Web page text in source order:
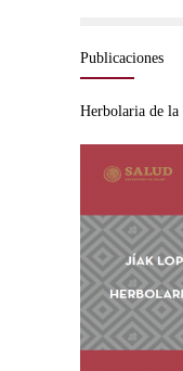
Publicaciones
Herbolaria de